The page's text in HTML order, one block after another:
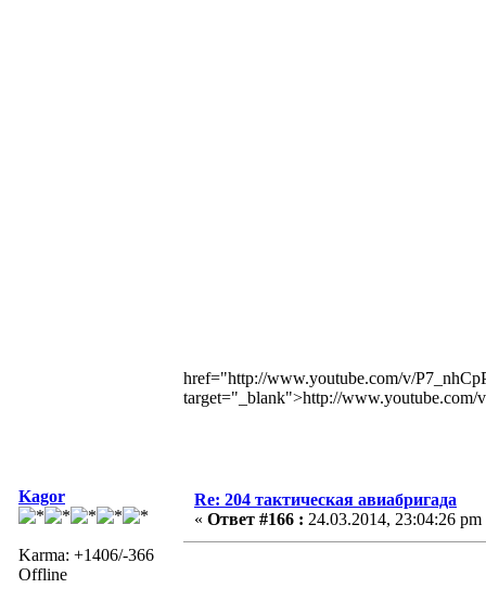
href="http://www.youtube.com/v/
target="_blank">http://
Kagor
Karma: +1406/-366
Offline
Re: 204 тактическая авиабригада
« Ответ #166 : 24.03.2014, 23:04:26 pm